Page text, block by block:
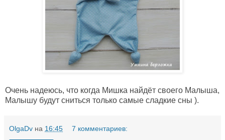
Очень надеюсь, что когда Мишка найдёт своего Малыша,
Малышу будут сниться только самые сладкие сны ).
OlgaDv на 16:45 7 комментариев: